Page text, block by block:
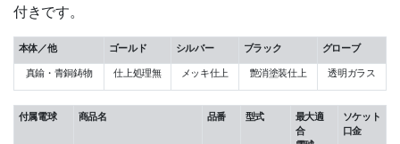
付きです。
本体／他 ゴールド シルバー ブラック グローブ
真鍮・青銅鋳物 仕上処理無 メッキ仕上 艶消塗装仕上 透明ガラス
付属電球 商品名 品番 型式
最大適
合
ソケット
口金